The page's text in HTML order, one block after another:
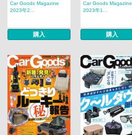
Car Goods Magazine
2023年2...
購入
Car Goods Magazine
2023年1...
購入